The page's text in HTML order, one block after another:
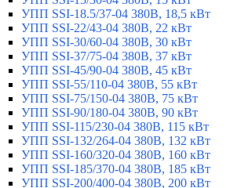
УПП SSI-18.5/37-04 380В, 18,5 кВт
УПП SSI-22/43-04 380В, 22 кВт
УПП SSI-30/60-04 380В, 30 кВт
УПП SSI-37/75-04 380В, 37 кВт
УПП SSI-45/90-04 380В, 45 кВт
УПП SSI-55/110-04 380В, 55 кВт
УПП SSI-75/150-04 380В, 75 кВт
УПП SSI-90/180-04 380В, 90 кВт
УПП SSI-115/230-04 380В, 115 кВт
УПП SSI-132/264-04 380В, 132 кВт
УПП SSI-160/320-04 380В, 160 кВт
УПП SSI-185/370-04 380В, 185 кВт
УПП SSI-200/400-04 380В, 200 кВт